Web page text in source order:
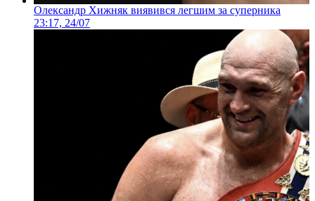
Олександр Хижняк виявився легшим за суперника
23:17, 24/07